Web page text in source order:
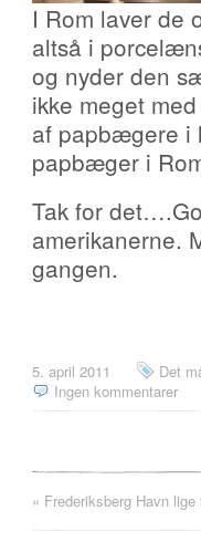
I Rom laver de
altså i
og nyder den
ikke meget
af papbægere i
papbæger i
Tak for
amerikanerne.
gangen.
5. april 2011 Det
Ingen kommentarer
« Frederiksberg Havn lige